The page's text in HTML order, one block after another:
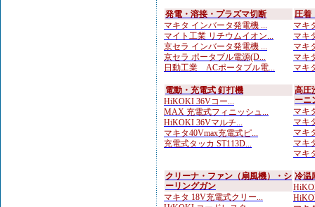
発電・溶接・プラズマ切断
マキタ インバータ発電機 ...
マイト工業 リチウムイオン...
京セラ インバータ発電機 ...
京セラ ポータブル電源(D...
日動工業 ACポータブル電...
圧着
マキ
マキ
マキ
マキ
マキ
電動・充電式 釘打機
HiKOKI 36Vコー...
MAX 充電式フィニッシュ...
HiKOKI 36Vマルチ...
マキタ40Vmax充電式ピ...
充電式タッカ ST113D...
高圧
ーニ
マキ
マキ
マキ
マキ
マキ
クリーナ・ファン（扇風機）・シ
ーリングガン
マキタ 18V充電式クリー...
冷温